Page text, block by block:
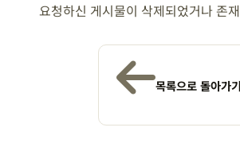
요청하신 게시물이 삭제되었거나 존
목록으로 돌아가기